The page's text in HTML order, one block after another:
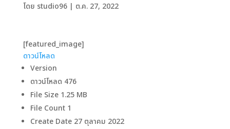
โดย studio96| ต.ค. 27, 2022
[featured_image]
ดาวน์โหลด
Version
ดาวน์โหลด 476
File Size 1.25 MB
File Count 1
Create Date 27 ตุลาคม 2022